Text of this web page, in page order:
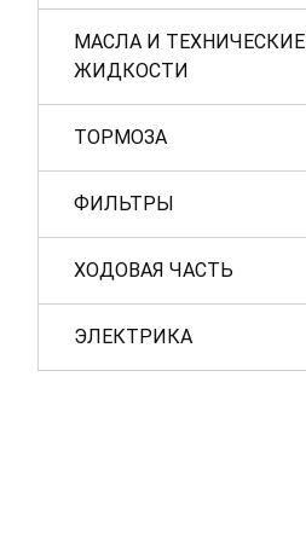
МАСЛА И ТЕХНИЧЕСКИЕ
ЖИДКОСТИ
ТОРМОЗА
ФИЛЬТРЫ
ХОДОВАЯ ЧАСТЬ
ЭЛЕКТРИКА